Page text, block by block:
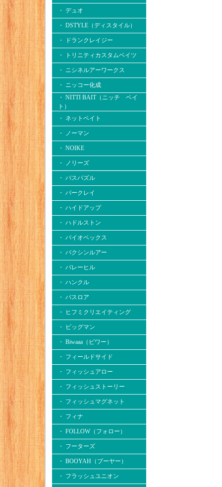
・ デュオ
・ DSTYLE（ディスタイル）
・ ドランクレイジー
・ トリニティカスタムベイツ
・ ニシネルアーワークス
・ ニッコー化成
・ NITTI BAIT（ニッチ ベイ
ト）
・ ネットベイト
・ ノーマン
・ NOIKE
・ ノリーズ
・ バスパズル
・ バークレイ
・ ハイドアップ
・ ハドルストン
・ バイオベックス
・ バクシンルアー
・ バレーヒル
・ ハンクル
・ バスロア
・ ヒフミクリエイティング
・ ビッグマン
・ Biwaaa（ビワー）
・ フィールドサイド
・ フィッシュアロー
・ フィッシュストーリー
・ フィッシュマグネット
・ フィナ
・ FOLLOW（フォロー）
・ フーターズ
・ BOOYAH（ブーヤー）
・ フラッシュユニオン